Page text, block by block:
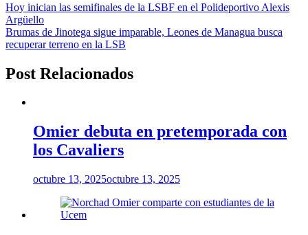
Hoy inician las semifinales de la LSBF en el Polideportivo Alexis
Argüello
Brumas de Jinotega sigue imparable, Leones de Managua busca
recuperar terreno en la LSB
Post Relacionados
Omier debuta en pretemporada con
los Cavaliers
octubre 13, 2025octubre 13, 2025